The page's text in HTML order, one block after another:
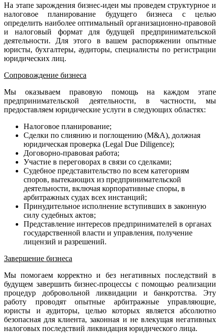
На этапе зарождения бизнес-идеи мы проведем структурное и
налоговое планирование будущего бизнеса с целью
определить наиболее оптимальный организационно-правовой
и налоговый формат для будущей предпринимательской
деятельности. Для этого в вашем распоряжении опытные
юристы, бухгалтеры, аудиторы, специалисты по регистрации
юридических лиц.
Сопровождение бизнеса
Мы оказываем правовую помощь на каждом этапе
предпринимательской деятельности, в частности, мы
предоставляем юридические услуги в следующих областях:
Налоговое планирование;
Сделки по слиянию и поглощению (M&A), должная
юридическая проверка (Legal Due Diligence);
Договорно-правовая работа;
Участие в переговорах в связи со сделками;
Судебное представительство по всем категориям
споров, вытекающих из предпринимательской
деятельности, включая корпоративные споры, в
арбитражных судах всех инстанций;
Принудительное исполнение вступивших в законную
силу судебных актов;
Представление интересов предпринимателей в органах
государственной власти и управления, получение
лицензий и разрешений.
Завершение бизнеса
Мы помогаем корректно и без негативных последствий в
будущем завершить бизнес-процессы с помощью реализации
процедур добровольной ликвидации и банкротства. Эту
работу проводят опытные арбитражные управляющие,
юристы и аудиторы, целью которых является абсолютно
безопасная для клиента, законная и не влекущая негативных
налоговых последствий ликвидация юридического лица.